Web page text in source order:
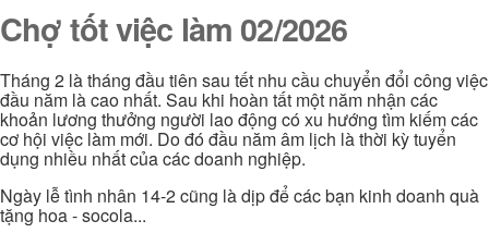
Chợ tốt việc làm 02/2026
Tháng 2 là tháng đầu tiên sau tết nhu cầu chuyển đổi công việc
đầu năm là cao nhất. Sau khi hoàn tất một năm nhận các
khoản lương thưởng người lao động có xu hướng tìm kiếm các
cơ hội việc làm mới. Do đó đầu năm âm lịch là thời kỳ tuyển
dụng nhiều nhất của các doanh nghiệp.
Ngày lễ tình nhân 14-2 cũng là dịp để các bạn kinh doanh quà
tặng hoa - socola...